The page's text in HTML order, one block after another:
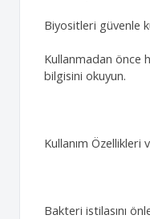
Biyositleri güvenle
Kullanmadan önce
bilgisini okuyun.
Kullanım Özellikleri
Bakteri istilasını